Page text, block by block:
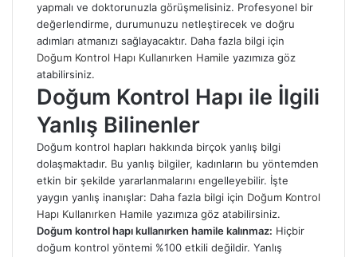
yapmalı ve doktorunuzla görüşmelisiniz. Profesyonel bir
değerlendirme, durumunuzu netleştirecek ve doğru
adımları atmanızı sağlayacaktır. Daha fazla bilgi için
Doğum Kontrol Hapı Kullanırken Hamile yazımıza göz
atabilirsiniz.
Doğum Kontrol Hapı ile İlgili
Yanlış Bilinenler
Doğum kontrol hapları hakkında birçok yanlış bilgi
dolaşmaktadır. Bu yanlış bilgiler, kadınların bu yöntemden
etkin bir şekilde yararlanmalarını engelleyebilir. İşte
yaygın yanlış inanışlar: Daha fazla bilgi için Doğum Kontrol
Hapı Kullanırken Hamile yazımıza göz atabilirsiniz.
Doğum kontrol hapı kullanırken hamile kalınmaz: Hiçbir
doğum kontrol yöntemi %100 etkili değildir. Yanlış